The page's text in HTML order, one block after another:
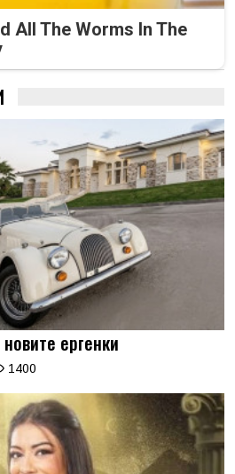
All The Worms In The
ергенки
1400